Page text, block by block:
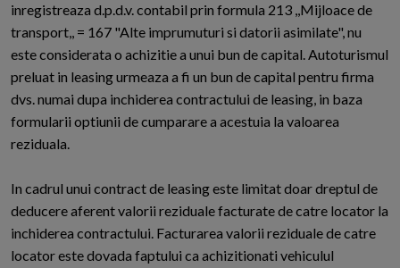
inregistreaza d.p.d.v. contabil prin formula 213 ,,Mijloace de
transport,, = 167 "Alte imprumuturi si datorii asimilate", nu
este considerata o achizitie a unui bun de capital. Autoturismul
preluat in leasing urmeaza a fi un bun de capital pentru firma
dvs. numai dupa inchiderea contractului de leasing, in baza
formularii optiunii de cumparare a acestuia la valoarea
reziduala.
In cadrul unui contract de leasing este limitat doar dreptul de
deducere aferent valorii reziduale facturate de catre locator la
inchiderea contractului. Facturarea valorii reziduale de catre
locator este dovada faptului ca achizitionati vehiculul